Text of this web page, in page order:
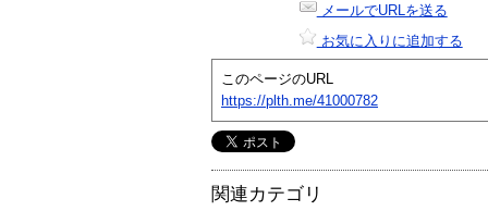
メールでURLを送る
お気に入りに追加する
このページのURL
https://plth.me/41000782
関連カテゴリ